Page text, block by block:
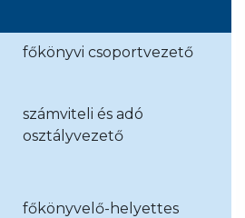
főkönyvi csoportvezető
számviteli és adó
osztályvezető
főkönyvelő-helyettes